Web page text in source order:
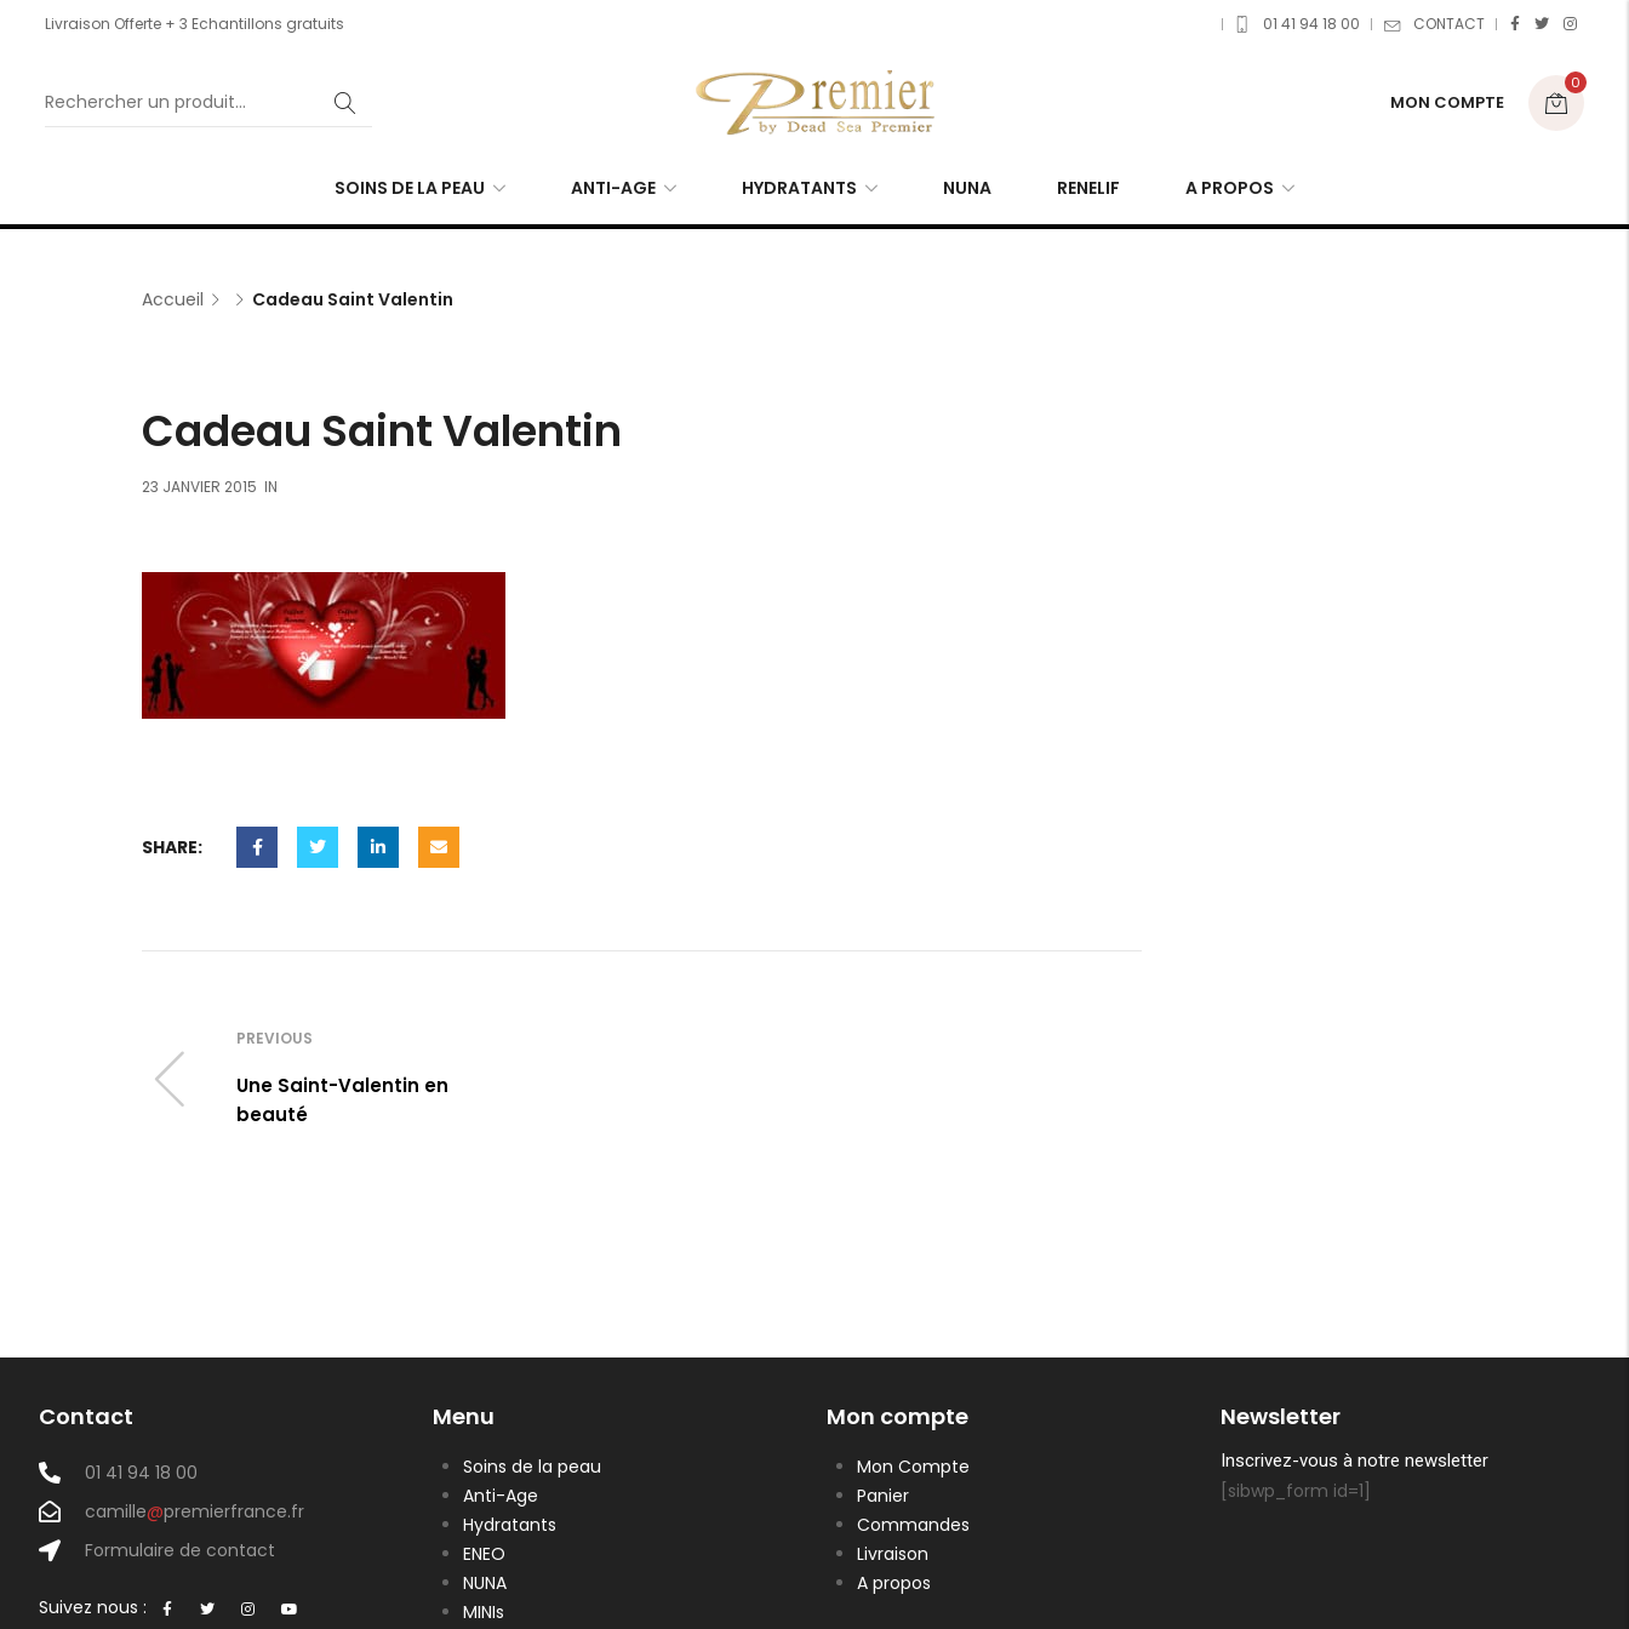
Livraison Offerte + 3 Echantillons gratuits 01 41 94 18 00 CONTACT
MON COMPTE
0
SOINS DE LA PEAU ANTI-AGE HYDRATANTS NUNA RENELIF A PROPOS
Accueil Cadeau Saint Valentin
Cadeau Saint Valentin
23 JANVIER 2015 IN
SHARE:
PREVIOUS
Une Saint-Valentin en
beauté
Contact
01 41 94 18 00
camille@premierfrance.fr
Formulaire de contact
Suivez nous :
Menu
Soins de la peau
Anti-Age
Hydratants
ENEO
NUNA
MINIs
Mon compte
Mon Compte
Panier
Commandes
Livraison
A propos
Newsletter
Inscrivez-vous à notre newsletter
[sibwp_form id=1]